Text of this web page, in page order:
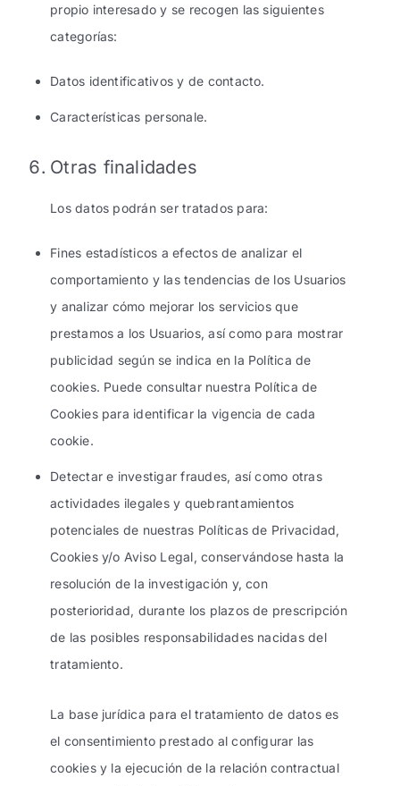
propio interesado y se recogen las siguientes
categorías:
Datos identificativos y de contacto.
Características personale.
Otras finalidades
Los datos podrán ser tratados para:
Fines estadísticos a efectos de analizar el
comportamiento y las tendencias de los Usuarios
y analizar cómo mejorar los servicios que
prestamos a los Usuarios, así como para mostrar
publicidad según se indica en la Política de
cookies. Puede consultar nuestra Política de
Cookies para identificar la vigencia de cada
cookie.
Detectar e investigar fraudes, así como otras
actividades ilegales y quebrantamientos
potenciales de nuestras Políticas de Privacidad,
Cookies y/o Aviso Legal, conservándose hasta la
resolución de la investigación y, con
posterioridad, durante los plazos de prescripción
de las posibles responsabilidades nacidas del
tratamiento.
La base jurídica para el tratamiento de datos es
el consentimiento prestado al configurar las
cookies y la ejecución de la relación contractual